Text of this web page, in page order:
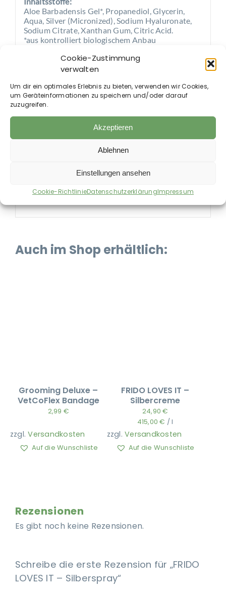
Cookie-Zustimmung
verwalten
Um dir ein optimales Erlebnis zu bieten, verwenden wir Cookies,
um Geräteinformationen zu speichern und/oder darauf
zuzugreifen.
Akzeptieren
Ablehnen
Einstellungen ansehen
Cookie-RichtlinieDatenschutzerklärungImpressum
Aloe Barbadensis Gel*, Propanediol, Glycerin,
Aqua, Silver (Micronized), Sodium Hyaluronate,
Sodium Citrate, Xanthan Gum, Citric Acid.
*aus kontrolliert biologischem Anbau
Anwendung:
Vor Gebrauch die Flasche gut schütteln.
betroffenen Hautstellen aufsprühen. Je nach
Hautzustand und Bedarf kann die Anwendung
ein- bis dreimal täglich wiederholt werden.
geeignet. Den Kontakt mit den Augen vermeiden.
Sollte das Produkt in die Augen gelangen, diese
ausspülen. Kühl lagern und vor Temperaturen
von 12 Monaten aufbrauchen.
Auch im Shop erhältlich:
Grooming Deluxe –
VetCoFlex Bandage
2,99 €
zzgl.Versandkosten
Auf die Wunschliste
FRIDO LOVES IT –
Silbercreme
24,90€
415,00€ /l
zzgl.Versandkosten
Auf die Wunschliste
Rezensionen
Es gibt noch keine Rezensionen.
Schreibe die erste Rezension für „FRIDO
LOVES IT – Silberspray“